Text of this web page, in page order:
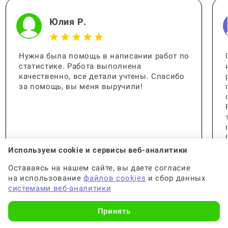
Чем отличается бесплатный
антиплагиат от платного?
Можно ли редактировать диплом
после антиплагиата?
Сколько попыток пройти
Юлия Р.
Нужна была помощь в написании работ по
статистике. Работа выполнена
качественно, все детали учтены. Спасибо
за помощь, вы меня выручили!
Используем cookie и сервисы веб-аналитики
Оставаясь на нашем сайте, вы даете согласие
на использованиефайлов cookies и сбор данных
системами веб-аналитики
Принять